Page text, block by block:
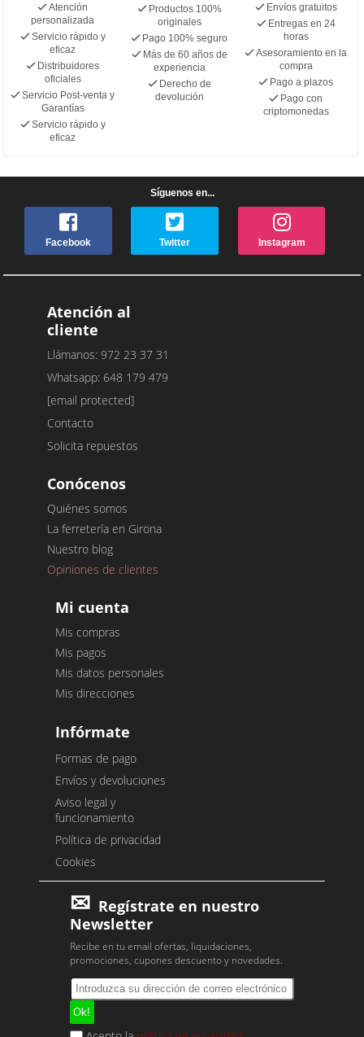
Atención
personalizada
Servicio rápido y
eficaz
Distribuidores
oficiales
Servicio Post-venta y
Garantías
Servicio rápido y
eficaz
Productos 100%
originales
Pago 100% seguro
Más de 60 años de
experiencia
Derecho de
devolución
Envíos gratuitos
Entregas en 24
horas
Asesoramiento en la
compra
Pago a plazos
Pago con
criptomonedas
Síguenos en...
Facebook Twitter Instagram
Atención al
cliente
Llámanos: 972 23 37 31
Whatsapp: 648 179 479
[email protected]
Contacto
Solicita repuestos
Conócenos
Quiénes somos
La ferretería en Girona
Nuestro blog
Opiniones de clientes
Mi cuenta
Mis compras
Mis pagos
Mis datos personales
Mis direcciones
Infórmate
Formas de pago
Envíos y devoluciones
Aviso legal y
funcionamiento
Política de privacidad
Cookies
Regístrate en nuestro
Newsletter
Recibe en tu email ofertas, liquidaciones,
promociones, cupones descuento y novedades.